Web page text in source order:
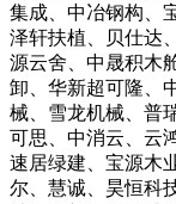
集成、中冶钢构、
泽轩扶植、贝仕达
源云舍、中晟积木
卸、华新超可隆、
械、雪龙机械、普
可思、中消云、云
速居绿建、宝源木
尔、慧诚、昊恒科